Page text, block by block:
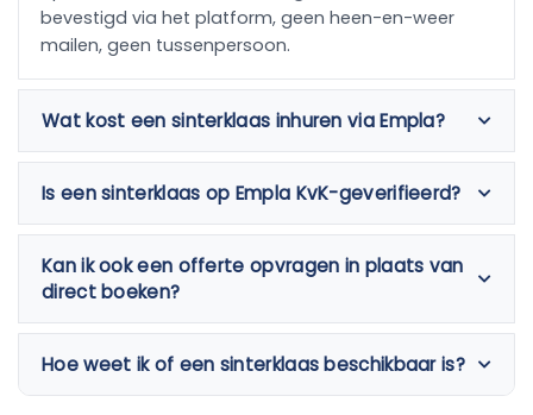
bevestigd via het platform, geen heen-en-weer
mailen, geen tussenpersoon.
Wat kost een sinterklaas inhuren via Empla?
Is een sinterklaas op Empla KvK-geverifieerd?
Kan ik ook een offerte opvragen in plaats van
direct boeken?
Hoe weet ik of een sinterklaas beschikbaar is?